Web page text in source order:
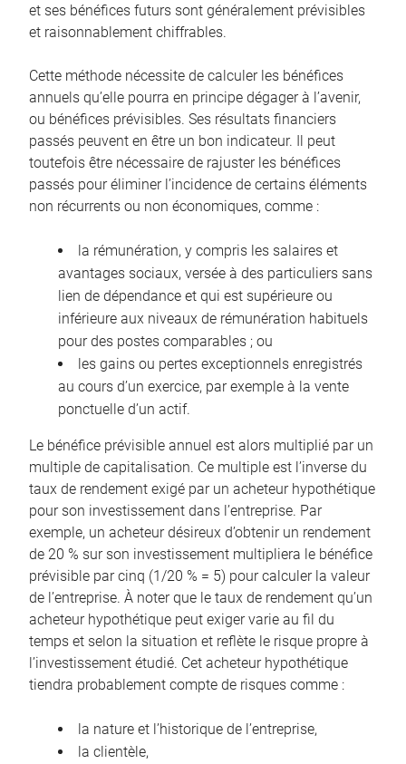
et ses bénéfices futurs sont généralement prévisibles
et raisonnablement chiffrables.
Cette méthode nécessite de calculer les bénéfices
annuels qu’elle pourra en principe dégager à l’avenir,
ou bénéfices prévisibles. Ses résultats financiers
passés peuvent en être un bon indicateur. Il peut
toutefois être nécessaire de rajuster les bénéfices
passés pour éliminer l’incidence de certains éléments
non récurrents ou non économiques, comme :
la rémunération, y compris les salaires et
avantages sociaux, versée à des particuliers sans
lien de dépendance et qui est supérieure ou
inférieure aux niveaux de rémunération habituels
pour des postes comparables ; ou
les gains ou pertes exceptionnels enregistrés
au cours d’un exercice, par exemple à la vente
ponctuelle d’un actif.
Le bénéfice prévisible annuel est alors multiplié par un
multiple de capitalisation. Ce multiple est l’inverse du
taux de rendement exigé par un acheteur hypothétique
pour son investissement dans l’entreprise. Par
exemple, un acheteur désireux d’obtenir un rendement
de 20 % sur son investissement multipliera le bénéfice
prévisible par cinq (1/20 % = 5) pour calculer la valeur
de l’entreprise. À noter que le taux de rendement qu’un
acheteur hypothétique peut exiger varie au fil du
temps et selon la situation et reflète le risque propre à
l’investissement étudié. Cet acheteur hypothétique
tiendra probablement compte de risques comme :
la nature et l’historique de l’entreprise,
la clientèle,